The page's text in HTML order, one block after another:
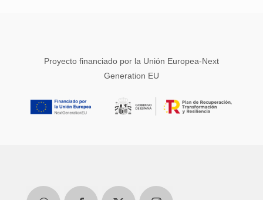
Proyecto financiado por la Unión Europea-Next
Generation EU